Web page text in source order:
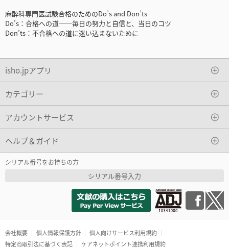
麻酔科専門医試験合格のためのDo’s and Don’ts
Do’s：合格への道──毎日の努力と自信と、当日のコツ
Don’ts：不合格への道に迷い込まないために
isho.jpアプリ
カテゴリー
アカウントサービス
ヘルプ＆ガイド
シリアル番号をお持ちの方
シリアル番号入力
会社概要 個人情報保護方針
個人向けサービス利用規約
特定商取引法に基づく表記
ケアネットポイント連携利用規約